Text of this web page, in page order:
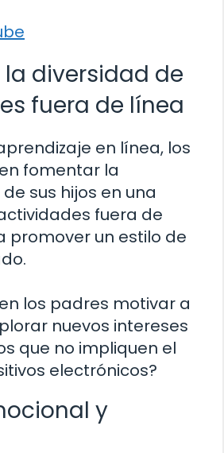
la diversidad de
fuera de línea
en línea, los
fomentar la
sus hijos en una
fuera de
promover un estilo de
los padres motivar a
nuevos intereses
que no impliquen el
electrónicos?
y